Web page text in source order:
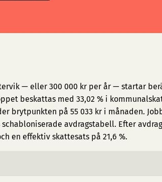
— eller 300 000 kr per år — startar
beskattas med 33,02 % i
brytpunkten på 55 033 kr i månaden.
avdragstabell. Efter
en effektiv skattesats på 21,6 %.